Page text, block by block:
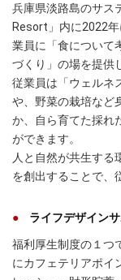
兵庫県淡路島のサス
Resort」内に2022
業員に「食について
づくり」の場を提供
従業員は「ウェルネ
や、野菜の栽培など
か、自ら育てた採れ
ができます。
人と自然が共生する
を創出することで、
ライフデザイン
福利厚生制度の１つ
にカフェテリアポイ